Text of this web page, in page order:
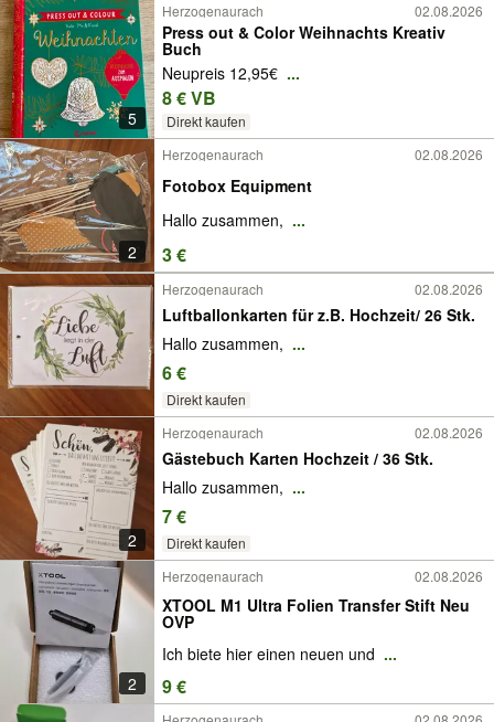
5
Herzogenaurach 02.08.2026
Press out & Color Weihnachts Kreativ
Buch
Neupreis 12,95€ ...
8 € VB
Direkt kaufen
2
Herzogenaurach 02.08.2026
Fotobox Equipment
Hallo zusammen, ...
3 €
Herzogenaurach 02.08.2026
Luftballonkarten für z.B. Hochzeit/ 26 Stk.
Hallo zusammen, ...
6 €
Direkt kaufen
2
Herzogenaurach 02.08.2026
Gästebuch Karten Hochzeit / 36 Stk.
Hallo zusammen, ...
7 €
Direkt kaufen
2
Herzogenaurach 02.08.2026
XTOOL M1 Ultra Folien Transfer Stift Neu
OVP
Ich biete hier einen neuen und ...
9 €